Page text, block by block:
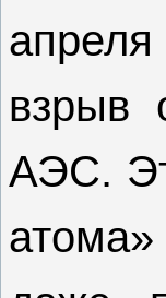
взрыв
АЭС.